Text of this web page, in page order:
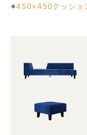
※450×450クッショ